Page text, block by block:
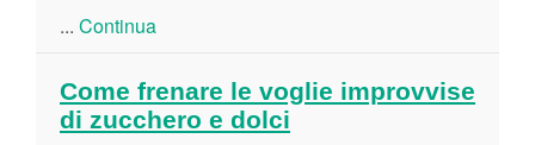
... Continua
Come frenare le voglie improvvise
di zucchero e dolci